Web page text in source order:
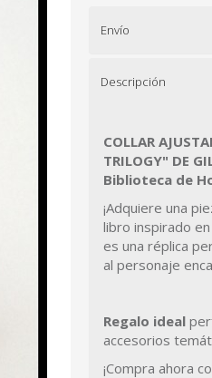
Envío
Descripción
COLLAR
TRILOGY" DE
Biblioteca de
¡Adquiere una
libro inspirado
es una réplica
al personaje
Regalo ideal
accesorios
¡Compra ahora